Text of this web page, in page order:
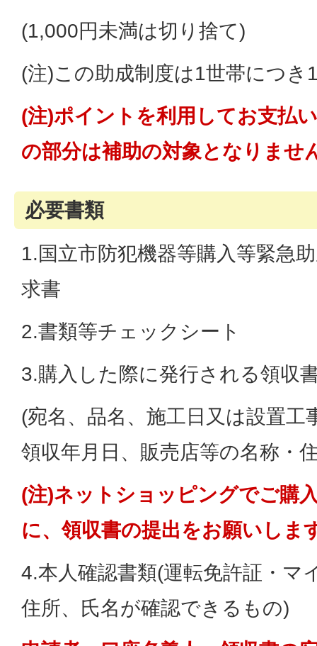
(1,000円未満は切り捨て)
(注)この助成制度は1世帯につき
(注)ポイントを利用してお支払
の部分は補助の対象となりませ
必要書類
1.国立市防犯機器等購入等緊急
求書
2.書類等チェックシート
3.購入した際に発行される領収
(宛名、品名、施工日又は設置工
領収年月日、販売店等の名称・
(注)ネットショッピングでご購
に、領収書の提出をお願いしま
4.本人確認書類(運転免許証・マ
住所、氏名が確認できるもの)